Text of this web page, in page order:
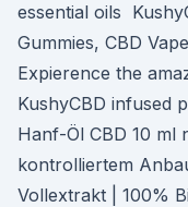
essential oils
Gummies, CBD
Expierence the
KushyCBD infused
Hanf-Öl CBD 10 ml
kontrolliertem
Vollextrakt | 100%